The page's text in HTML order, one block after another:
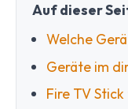
Auf dieser
Welche
Geräte im
Fire TV